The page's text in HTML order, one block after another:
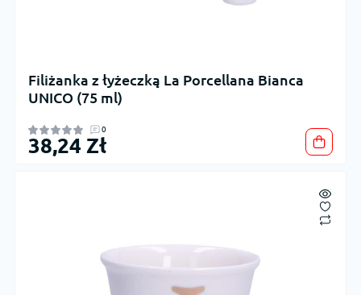
Filiżanka z łyżeczką La Porcellana Bianca
UNICO (75 ml)
0
38,24 Zł